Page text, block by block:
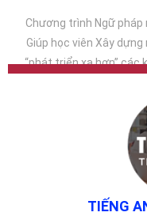
Chương trình Ngữ
Giúp học viên Xây
“phát triển xa hơn” các
uy
TIẾNG